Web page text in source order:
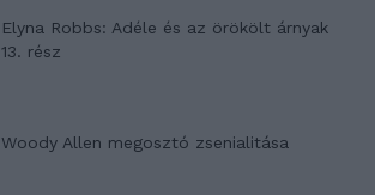
Elyna Robbs: Adéle és az örökölt árnyak
13. rész
Woody Allen megosztó zsenialitása